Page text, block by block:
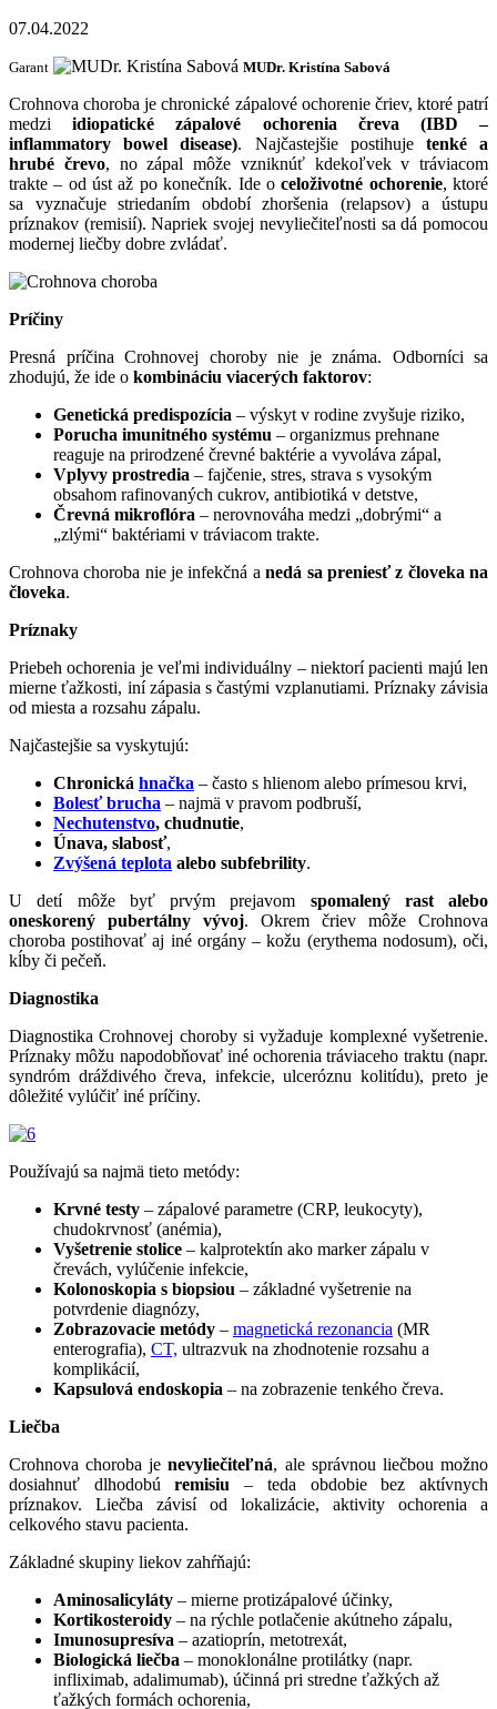
07.04.2022
Garant MUDr. Kristína Sabová
Crohnova choroba je chronické zápalové ochorenie čriev, ktoré patrí
medziidiopatické zápalové ochorenia čreva (IBD –
inflammatory bowel disease). Najčastejšie postihuje tenké a
hrubé črevo, no zápal môže vzniknúť kdekoľvek v tráviacom
trakte – od úst až po konečník. Ide oceloživotné ochorenie, ktoré
sa vyznačuje striedaním období zhoršenia (relapsov) a ústupu
príznakov (remisií). Napriek svojej nevyliečiteľnosti sa dá pomocou
modernej liečby dobre zvládať.
Príčiny
Presná príčina Crohnovej choroby nie je známa. Odborníci sa
zhodujú, že ide o kombináciu viacerých faktorov:
Genetická predispozícia – výskyt v rodine zvyšuje riziko,
Porucha imunitného systému – organizmus prehnane
reaguje na prirodzené črevné baktérie a vyvoláva zápal,
Vplyvy prostredia – fajčenie, stres, strava s vysokým
obsahom rafinovaných cukrov, antibiotiká v detstve,
Črevná mikroflóra – nerovnováha medzi „dobrými“ a
„zlými“ baktériami v tráviacom trakte.
Crohnova choroba nie je infekčná anedá sa preniesť z človeka na
človeka.
Príznaky
Priebeh ochorenia je veľmi individuálny – niektorí pacienti majú len
mierne ťažkosti, iní zápasia s častými vzplanutiami. Príznaky závisia
od miesta a rozsahu zápalu.
Najčastejšie sa vyskytujú:
Chronická hnačka – často s hlienom alebo prímesou krvi,
Bolesť brucha – najmä v pravom podbruší,
Nechutenstvo, chudnutie,
Únava, slabosť,
Zvýšená teplota alebo subfebrility.
U detí môže byť prvým prejavom spomalený rast alebo
oneskorený pubertálny vývoj. Okrem čriev môže Crohnova
choroba postihovať aj iné orgány – kožu (erythema nodosum), oči,
kĺby či pečeň.
Diagnostika
Diagnostika Crohnovej choroby si vyžaduje komplexné vyšetrenie.
Príznaky môžu napodobňovať iné ochorenia tráviaceho traktu (napr.
syndróm dráždivého čreva, infekcie, ulceróznu kolitídu), preto je
dôležité vylúčiť iné príčiny.
Používajú sa najmä tieto metódy:
Krvné testy – zápalové parametre (CRP, leukocyty),
chudokrvnosť (anémia),
Vyšetrenie stolice – kalprotektín ako marker zápalu v
črevách, vylúčenie infekcie,
Kolonoskopia s biopsiou – základné vyšetrenie na
potvrdenie diagnózy,
Zobrazovacie metódy – magnetická rezonancia (MR
enterografia), CT, ultrazvuk na zhodnotenie rozsahu a
komplikácií,
Kapsulová endoskopia – na zobrazenie tenkého čreva.
Liečba
Crohnova choroba jenevyliečiteľná, ale správnou liečbou možno
dosiahnuť dlhodobúremisiu – teda obdobie bez aktívnych
príznakov. Liečba závisí od lokalizácie, aktivity ochorenia a
celkového stavu pacienta.
Základné skupiny liekov zahŕňajú:
Aminosalicyláty – mierne protizápalové účinky,
Kortikosteroidy – na rýchle potlačenie akútneho zápalu,
Imunosupresíva – azatioprín, metotrexát,
Biologická liečba – monoklonálne protilátky (napr.
infliximab, adalimumab), účinná pri stredne ťažkých až
ťažkých formách ochorenia,